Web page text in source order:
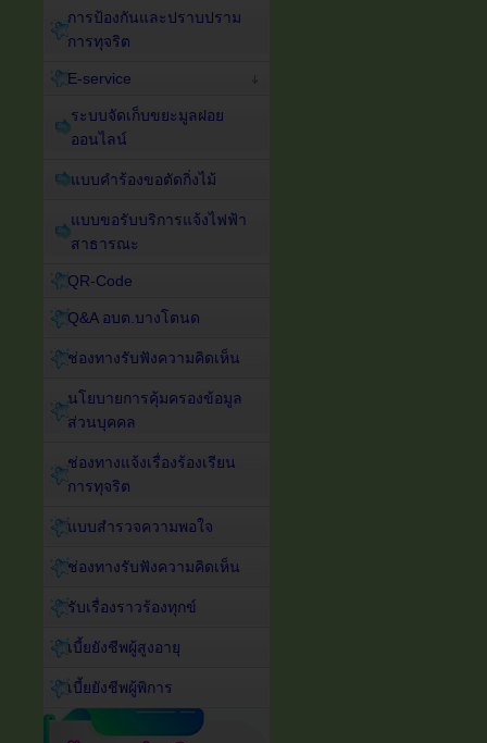
การป้องกันและปราบปราม
การทุจริต
E-service
ระบบจัดเก็บขยะมูลฝอย
ออนไลน์
แบบคำร้องขอตัดกิ่งไม้
แบบขอรับบริการแจ้งไฟฟ้า
สาธารณะ
QR-Code
Q&A อบต.บางโตนด
ช่องทางรับฟังความคิดเห็น
นโยบายการคุ้มครองข้อมูล
ส่วนบุคคล
ช่องทางแจ้งเรื่องร้องเรียน
การทุจริต
แบบสำรวจความพอใจ
ช่องทางรับฟังความคิดเห็น
รับเรื่องราวร้องทุกข์
เบี้ยยังชีพผู้สูงอายุ
เบี้ยยังชีพผู้พิการ